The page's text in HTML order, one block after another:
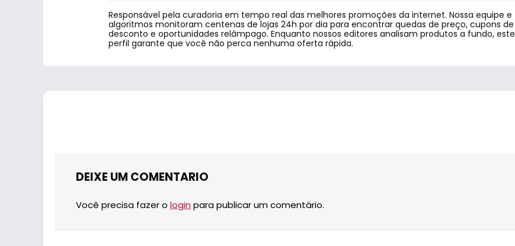
Responsável pela curadoria em tempo real das melhores promoções da internet. Nossa equipe e
algoritmos monitoram centenas de lojas 24h por dia para encontrar quedas de preço, cupons de
desconto e oportunidades relâmpago. Enquanto nossos editores analisam produtos a fundo, este
perfil garante que você não perca nenhuma oferta rápida.
DEIXE UM COMENTARIO
Você precisa fazer o login para publicar um comentário.